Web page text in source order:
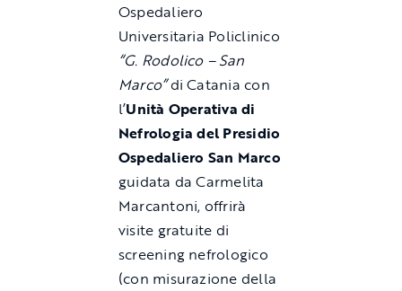
Ospedaliero
Universitaria Policlinico
“G. Rodolico – San
Marco”di Catania con
l’Unità Operativa di
Nefrologia del Presidio
Ospedaliero San Marco
guidata da Carmelita
Marcantoni, offrirà
visite gratuite di
screening nefrologico
(con misurazione della